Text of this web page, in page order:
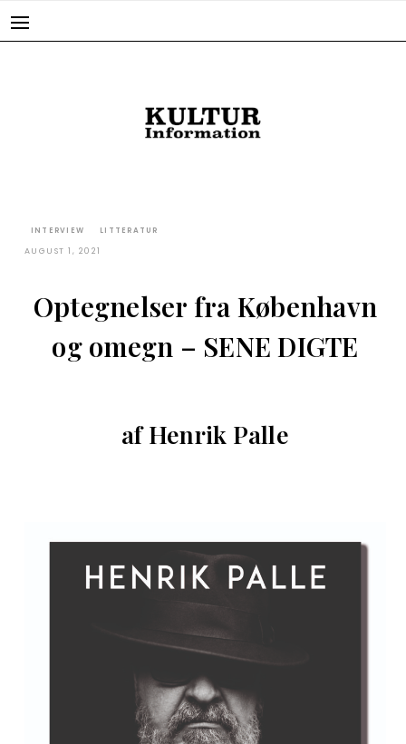
INTERVIEW LITTERATUR
AUGUST 1, 2021
Optegnelser fra København
og omegn – SENE DIGTE
af Henrik Palle